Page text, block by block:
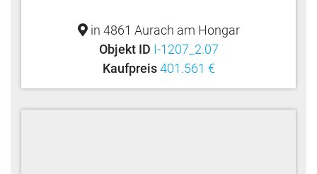
in 4861 Aurach am Hongar
Objekt ID I-1207_2.07
Kaufpreis 401.561 €